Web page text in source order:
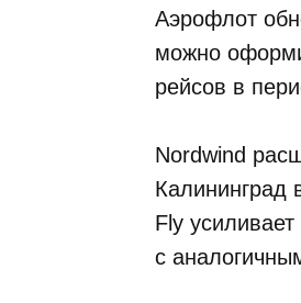
Аэрофлот
можно
рейсов в
Nordwind
Калининград
Fly
с